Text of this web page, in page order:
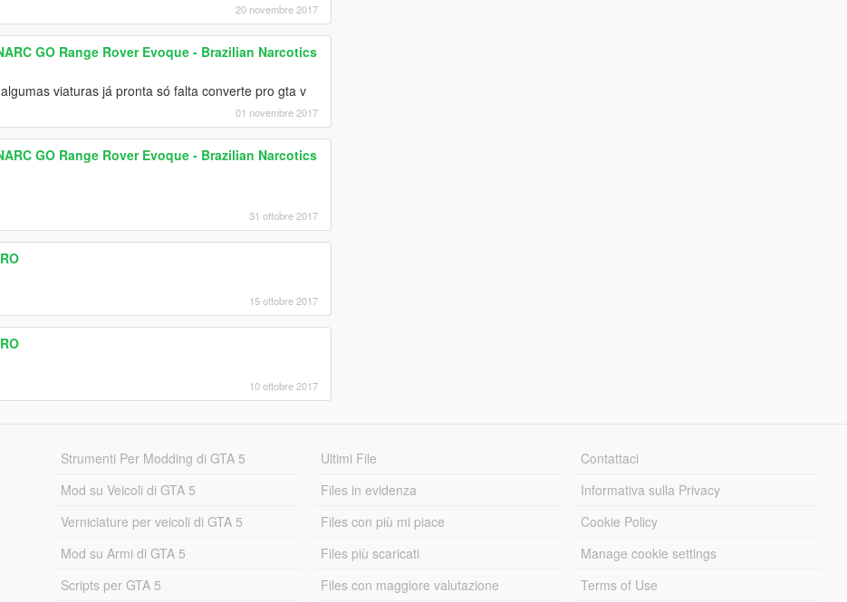
20 novembre 2017
GO Range Rover Evoque - Brazilian Narcotics
viaturas já pronta só falta converte pro gta v
01 novembre 2017
GO Range Rover Evoque - Brazilian Narcotics
31 ottobre 2017
15 ottobre 2017
10 ottobre 2017
Strumenti Per Modding di GTA 5
Mod su Veicoli di GTA 5
Verniciature per veicoli di GTA 5
Mod su Armi di GTA 5
Scripts per GTA 5
Ultimi File
Files in evidenza
Files con più mi piace
Files più scaricati
Files con maggiore valutazione
Contattaci
Informativa sulla Privacy
Cookie Policy
Manage cookie settings
Terms of Use